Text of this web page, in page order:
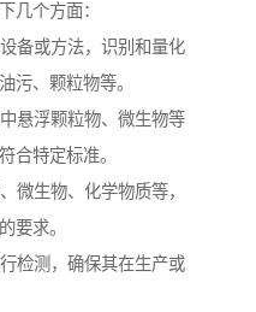
几个方面：
备或方法，识别和量化
污、颗粒物等。
悬浮颗粒物、微生物等
合特定标准。
微生物、化学物质等，
要求。
检测，确保其在生产或